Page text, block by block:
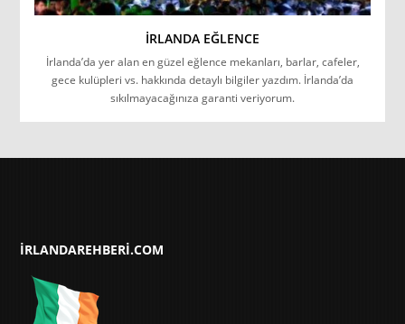
İRLANDA EĞLENCE
İrlanda’da yer alan en güzel eğlence mekanları, barlar, cafeler,
gece kulüpleri vs. hakkında detaylı bilgiler yazdım. İrlanda’da
sıkılmayacağınıza garanti veriyorum.
IRLANDAREHBERI.COM